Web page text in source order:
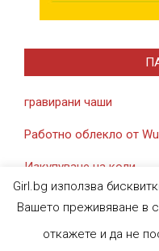
гравирани чаши
Работно облекло от
Изкупуване на коли
Girl.bg използва
Вашето преживяване в
откажете и да не